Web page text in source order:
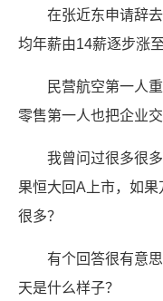
在张近东申请辞
均年薪由14薪逐步涨
民营航空第一人
零售第一人也把企业交
我曾问过很多很
果恒大回A上市，如
很多？
有个回答很有意
天是什么样子？